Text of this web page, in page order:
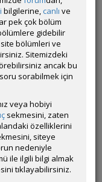
Nasıl Kullanabilirim
hesaplama
bakınız.
konulara
ağacına gitmek
06 Ağustos
bilgilerine, canlı ve
pek çok bölüm
gidebilir
bölümleri ve
Sitemizdeki
ancak bu
sorabilmek için
veya hobiyi
sekmesini, zaten
özelliklerini
siteye
nedeniyle
ile ilgili bilgi almak
tıklayabilirsiniz.